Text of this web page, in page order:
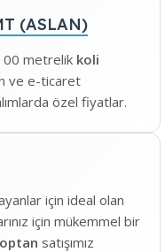
(ASLAN)
metrelik koli
ve e-ticaret
özel fiyatlar.
için ideal olan
için mükemmel bir
satışımız